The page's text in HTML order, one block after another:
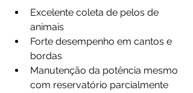
Excelente coleta de pelos de
animais
Forte desempenho em cantos e
bordas
Manutenção da potência mesmo
com reservatório parcialmente